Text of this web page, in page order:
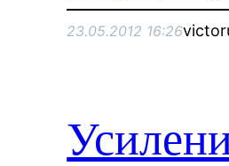
23.05.2012 16:26